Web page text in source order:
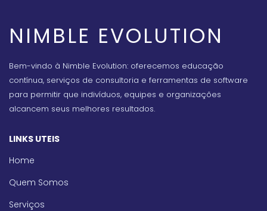
NIMBLE EVOLUTION
Bem-vindo à Nimble Evolution: oferecemos educação
contínua, serviços de consultoria e ferramentas de software
para permitir que indivíduos, equipes e organizações
alcancem seus melhores resultados.
LINKS UTEIS
Home
Quem Somos
Serviços